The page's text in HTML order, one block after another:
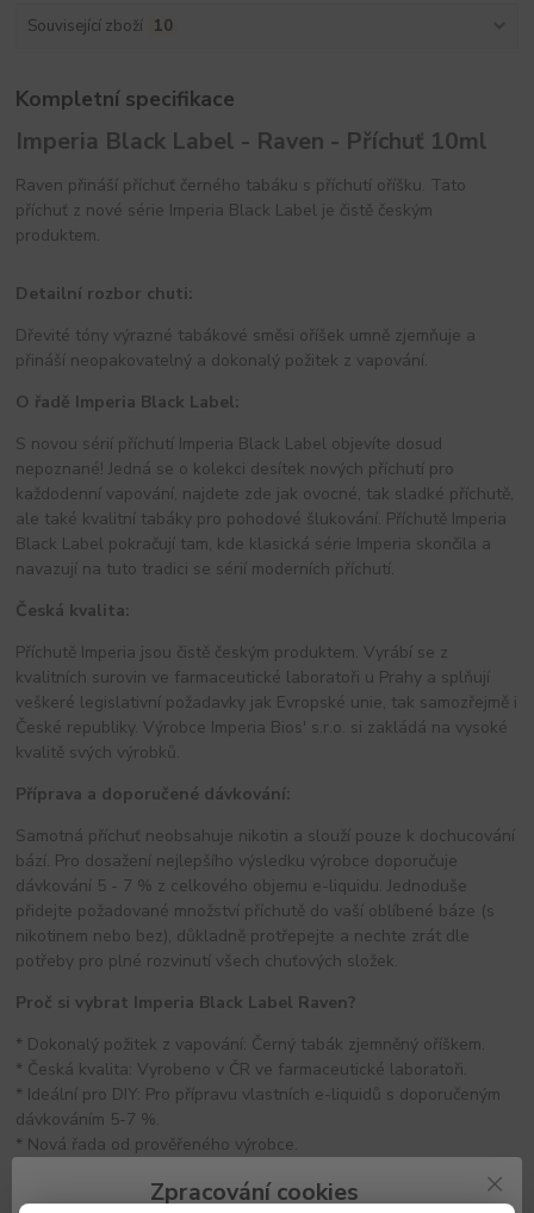
Související zboží 10
Kompletní specifikace
Imperia Black Label - Raven - Příchuť 10ml
Raven přináší příchuť černého tabáku s příchutí oříšku. Tato
příchuť z nové série Imperia Black Label je čistě českým
produktem.
Detailní rozbor chuti:
Dřevité tóny výrazné tabákové směsi oříšek umně zjemňuje a
přináší neopakovatelný a dokonalý požitek z vapování.
O řadě Imperia Black Label:
S novou sérií příchutí Imperia Black Label objevíte dosud
nepoznané! Jedná se o kolekci desítek nových příchutí pro
každodenní vapování, najdete zde jak ovocné, tak sladké příchutě,
ale také kvalitní tabáky pro pohodové šlukování. Příchutě Imperia
Black Label pokračují tam, kde klasická série Imperia skončila a
navazují na tuto tradici se sérií moderních příchutí.
Česká kvalita:
Příchutě Imperia jsou čistě českým produktem. Vyrábí se z
kvalitních surovin ve farmaceutické laboratoři u Prahy a splňují
veškeré legislativní požadavky jak Evropské unie, tak samozřejmě i
České republiky. Výrobce Imperia Bios' s.r.o. si zakládá na vysoké
kvalitě svých výrobků.
Příprava a doporučené dávkování:
Samotná příchuť neobsahuje nikotin a slouží pouze k dochucování
bází. Pro dosažení nejlepšího výsledku výrobce doporučuje
dávkování 5 - 7 % z celkového objemu e-liquidu. Jednoduše
přidejte požadované množství příchutě do vaší oblíbené báze (s
nikotinem nebo bez), důkladně protřepejte a nechte zrát dle
potřeby pro plné rozvinutí všech chuťových složek.
Proč si vybrat Imperia Black Label Raven?
* Dokonalý požitek z vapování: Černý tabák zjemněný oříškem.
* Česká kvalita: Vyrobeno v ČR ve farmaceutické laboratoři.
* Ideální pro DIY: Pro přípravu vlastních e-liquidů s doporučeným
dávkováním 5-7 %.
* Nová řada od prověřeného výrobce.
Zpracování cookies